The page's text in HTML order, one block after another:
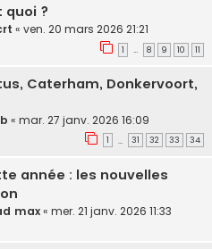
quoi ?
« ven. 20 mars 2026 21:21
1 … 8 9 10 11
Caterham, Donkervoort,
« mar. 27 janv. 2026 16:09
1 … 31 32 33 34
année : les nouvelles
max« mer. 21 janv. 2026 11:33